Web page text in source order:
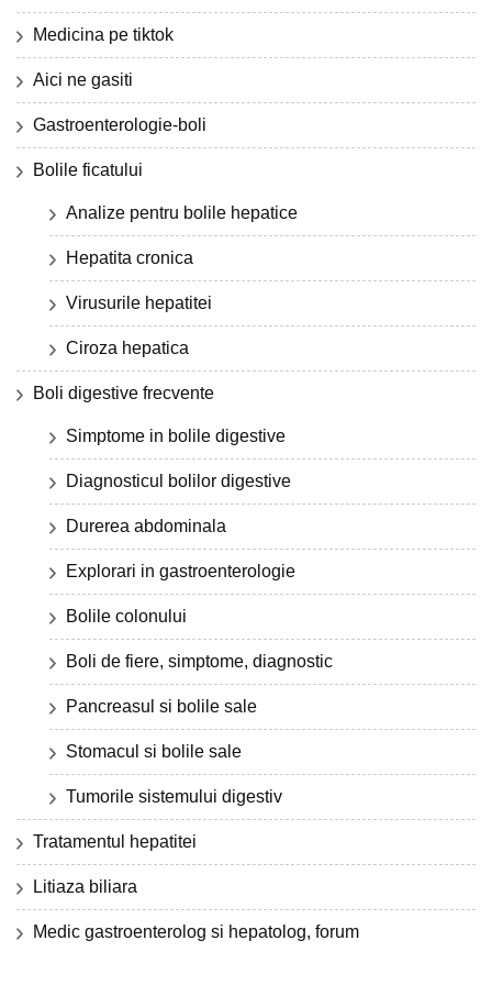
Medicina pe tiktok
Aici ne gasiti
Gastroenterologie-boli
Bolile ficatului
Analize pentru bolile hepatice
Hepatita cronica
Virusurile hepatitei
Ciroza hepatica
Boli digestive frecvente
Simptome in bolile digestive
Diagnosticul bolilor digestive
Durerea abdominala
Explorari in gastroenterologie
Bolile colonului
Boli de fiere, simptome, diagnostic
Pancreasul si bolile sale
Stomacul si bolile sale
Tumorile sistemului digestiv
Tratamentul hepatitei
Litiaza biliara
Medic gastroenterolog si hepatolog, forum